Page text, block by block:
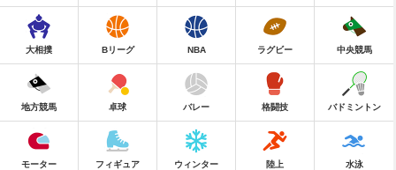
大相撲 Bリーグ NBA ラグビー 中央競馬
地方競馬 卓球 バレー 格闘技 バドミントン
モーター フィギュア ウィンター 陸上 水泳